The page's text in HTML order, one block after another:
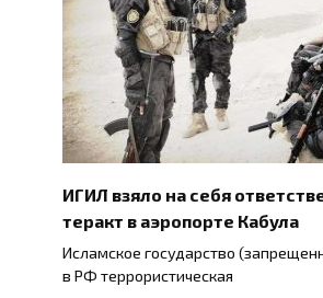
ИГИЛ взяло на себя
теракт в аэропорте Кабула
Исламское государство
в РФ террористическая